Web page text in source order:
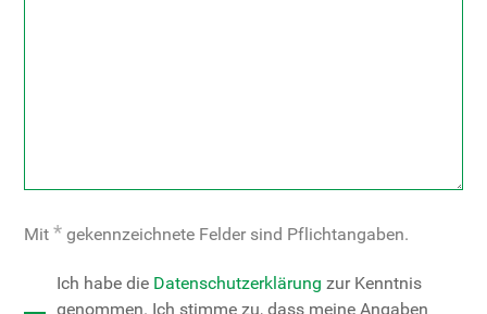
Mit* gekennzeichnete Felder sind Pflichtangaben.
Ich habe die Datenschutzerklärung zur Kenntnis
genommen. Ich stimme zu, dass meine Angaben
Too
Many
Requests
Too